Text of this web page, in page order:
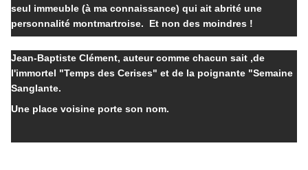
seul immeuble (à ma connaissance) qui ait abrité une
personnalité montmartroise. Et non des moindres !
Jean-Baptiste Clément, auteur comme chacun sait ,de
l'immortel "Temps des Cerises" et de la poignante "Semaine
Sanglante.
Une place voisine porte son nom.